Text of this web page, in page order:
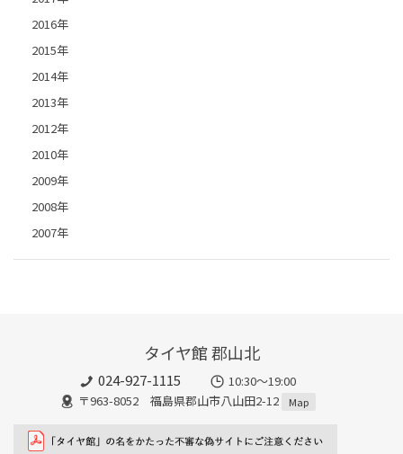
2016年
2015年
2014年
2013年
2012年
2010年
2009年
2008年
2007年
タイヤ館 郡山北
024-927-1115
10:30〜19:00
〒963-8052 福島県郡山市八山田2-12
Map